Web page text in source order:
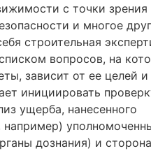
с точки зрения
и многое
строительная
вопросов, на
зависит от ее целей и
инициировать
ущерба, нанесенного
например)
дознания) и